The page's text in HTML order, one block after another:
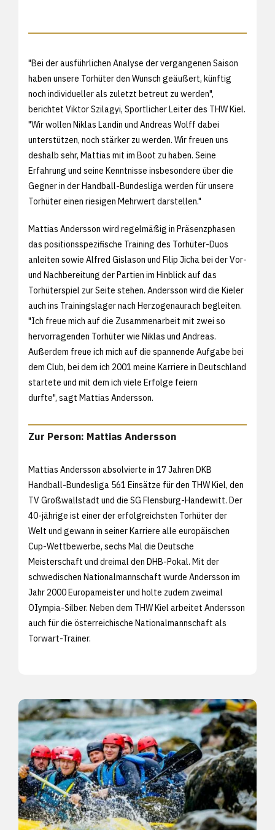
"Bei der ausführlichen Analyse der vergangenen Saison
haben unsere Torhüter den Wunsch geäußert, künftig
noch individueller als zuletzt betreut zu werden",
berichtet Viktor Szilagyi, Sportlicher Leiter des THW Kiel.
"Wir wollen Niklas Landin und Andreas Wolff dabei
unterstützen, noch stärker zu werden. Wir freuen uns
deshalb sehr, Mattias mit im Boot zu haben. Seine
Erfahrung und seine Kenntnisse insbesondere über die
Gegner in der Handball-Bundesliga werden für unsere
Torhüter einen riesigen Mehrwert darstellen."
Mattias Andersson wird regelmäßig in Präsenzphasen
das positionsspezifische Training des Torhüter-Duos
anleiten sowie Alfred Gislason und Filip Jicha bei der Vor-
und Nachbereitung der Partien im Hinblick auf das
Torhüterspiel zur Seite stehen. Andersson wird die Kieler
auch ins Trainingslager nach Herzogenaurach begleiten.
"Ich freue mich auf die Zusammenarbeit mit zwei so
hervorragenden Torhüter wie Niklas und Andreas.
Außerdem freue ich mich auf die spannende Aufgabe bei
dem Club, bei dem ich 2001 meine Karriere in Deutschland
startete und mit dem ich viele Erfolge feiern
durfte", sagt Mattias Andersson.
Zur Person: Mattias Andersson
Mattias Andersson absolvierte in 17 Jahren DKB
Handball-Bundesliga 561 Einsätze für den THW Kiel, den
TV Großwallstadt und die SG Flensburg-Handewitt. Der
40-jährige ist einer der erfolgreichsten Torhüter der
Welt und gewann in seiner Karriere alle europäischen
Cup-Wettbewerbe, sechs Mal die Deutsche
Meisterschaft und dreimal den DHB-Pokal. Mit der
schwedischen Nationalmannschaft wurde Andersson im
Jahr 2000 Europameister und holte zudem zweimal
OIympia-Silber. Neben dem THW Kiel arbeitet Andersson
auch für die österreichische Nationalmannschaft als
Torwart-Trainer.